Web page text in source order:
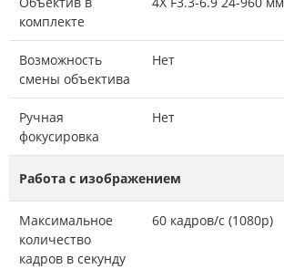
комплекте
Возможность
смены объектива
Нет
Ручная
фокусировка
Нет
Работа с изображением
Максимальное
количество
кадров в секунду
60 кадров/с (1080p)